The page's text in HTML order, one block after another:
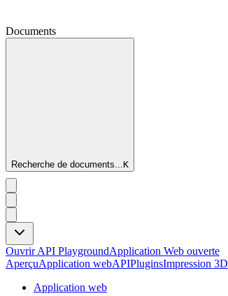
Documents
Recherche de documents...K
Ouvrir API PlaygroundApplication Web ouverte
AperçuApplication webAPIPluginsImpression 3D
Application web